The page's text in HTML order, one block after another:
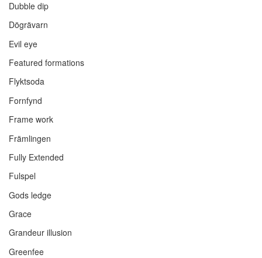
Dubble dip
Dögrävarn
Evil eye
Featured formations
Flyktsoda
Fornfynd
Frame work
Främlingen
Fully Extended
Fulspel
Gods ledge
Grace
Grandeur illusion
Greenfee